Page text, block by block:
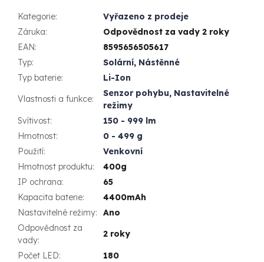
Kategorie:
Vyřazeno z prodeje
Záruka:
Odpovědnost za vady 2 roky
EAN:
8595656505617
Typ: Solární, Nástěnné
Typ baterie:
Li-Ion
Vlastnosti a funkce:
Senzor pohybu, Nastavitelné
režimy
Svítivost:
150 - 999 lm
Hmotnost:
0 - 499 g
Použití:
Venkovní
Hmotnost produktu:
400g
IP ochrana:
65
Kapacita baterie:
4400mAh
Nastavitelné režimy:
Ano
Odpovědnost za
vady:
2 roky
Počet LED:
180